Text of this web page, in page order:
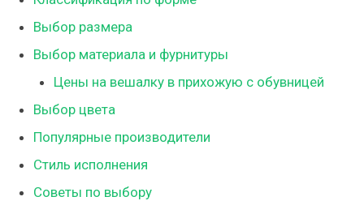
Выбор размера
Выбор материала и фурнитуры
Цены на вешалку в прихожую с обувницей
Выбор цвета
Популярные производители
Стиль исполнения
Советы по выбору